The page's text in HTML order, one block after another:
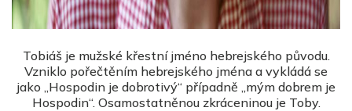
Tobiáš je mužské křestní jméno hebrejského původu.
Vzniklo pořečtěním hebrejského jména a vykládá se
jako „Hospodin je dobrotivý“ případně „mým dobrem je
Hospodin“. Osamostatněnou zkráceninou je Toby.